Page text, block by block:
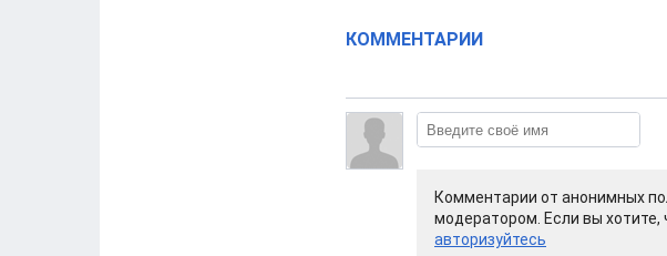
КОММЕНТАРИИ
Комментарии от анонимных
модератором. Если вы хотите,
авторизуйтесь